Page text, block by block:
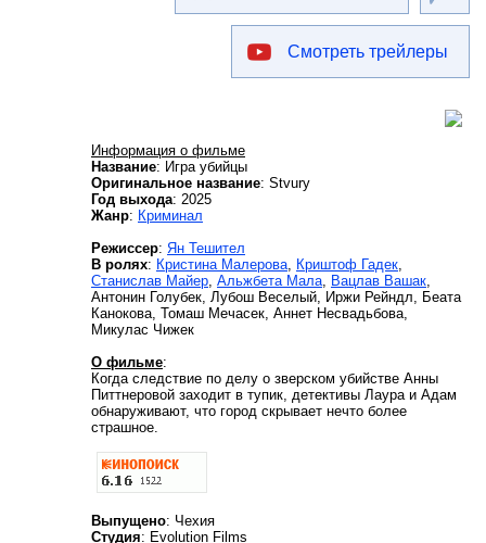
Смотреть трейлеры
Информация о фильме
Название: Игра убийцы
Оригинальное название: Stvury
Год выхода: 2025
Жанр: Криминал
Режиссер: Ян Тешител
В ролях: Кристина Малерова, Криштоф Гадек,
Станислав Майер, Альжбета Мала, Вацлав Вашак,
Антонин Голубек, Лубош Веселый, Иржи Рейндл, Беата
Канокова, Томаш Мечасек, Аннет Несвадьбова,
Микулас Чижек
О фильме:
Когда следствие по делу о зверском убийстве Анны
Питтнеровой заходит в тупик, детективы Лаура и Адам
обнаруживают, что город скрывает нечто более
страшное.
Выпущено: Чехия
Студия: Evolution Films